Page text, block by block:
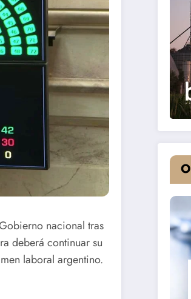
nacional tras
deberá continuar su
laboral argentino.